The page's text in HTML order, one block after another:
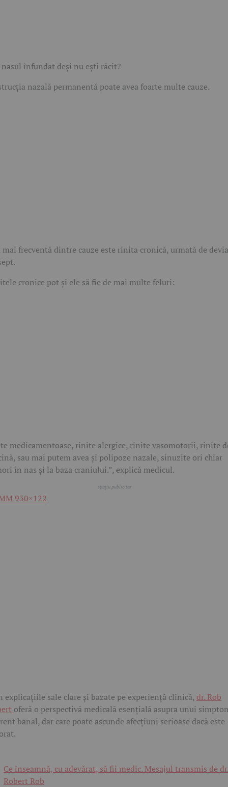
înfundat deși nu ești răcit?
nazală permanentă poate avea foarte multe cauze.
mai frecventă dintre cauze este rinita cronică, urmată de
cronice pot și ele să fie de mai multe feluri:
medicamentoase, rinite alergice, rinite vasomotorii, rinite
sau mai putem avea și polipoze nazale, sinuzite ori chiar
în nas și la baza craniului.”, explică medicul.
explicațiile sale clare și bazate pe experiență clinică, dr. Rob
oferă o perspectivă medicală esențială asupra unui
banal, dar care poate ascunde afecțiuni serioase dacă este
Ce înseamnă, cu adevărat, să fii medic. Mesajul transmis de
Robert Rob